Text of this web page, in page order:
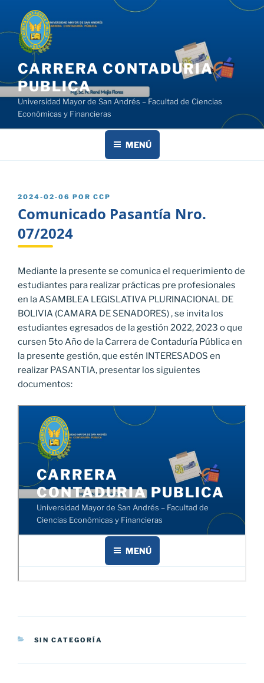
contenido
CARRERA CONTADURIA
PUBLICA
Universidad Mayor de San Andrés – Facultad de Ciencias
Económicas y Financieras
MENÚ
PUBLICADO
2024-02-06 POR CCP
Comunicado Pasantía Nro.
07/2024
Mediante la presente se comunica el requerimiento de
estudiantes para realizar prácticas pre profesionales
en la ASAMBLEA LEGISLATIVA PLURINACIONAL DE
BOLIVIA (CAMARA DE SENADORES) , se invita los
estudiantes egresados de la gestión 2022, 2023 o que
cursen 5to Año de la Carrera de Contaduría Pública en
la presente gestión, que estén INTERESADOS en
realizar PASANTIA, presentar los siguientes
documentos:
CATEGORÍAS
SIN CATEGORÍA